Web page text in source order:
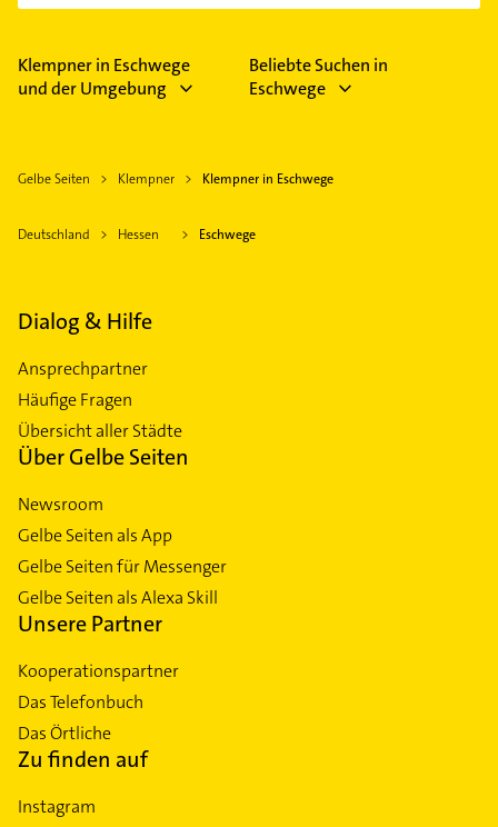
Klempner in Eschwege
und der Umgebung
Beliebte Suchen in
Eschwege
Gelbe Seiten Klempner Klempner in Eschwege
Deutschland Hessen Eschwege
Dialog & Hilfe
Ansprechpartner
Häufige Fragen
Übersicht aller Städte
Über Gelbe Seiten
Newsroom
Gelbe Seiten als App
Gelbe Seiten für Messenger
Gelbe Seiten als Alexa Skill
Unsere Partner
Kooperationspartner
Das Telefonbuch
Das Örtliche
Zu finden auf
Instagram